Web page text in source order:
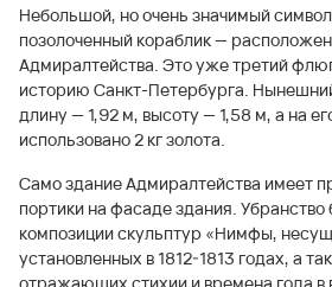
Небольшой, но очень значимый
позолоченный кораблик —
Адмиралтейства. Это уже третий
историю Санкт-Петербурга.
длину — 1,92 м, высоту — 1,58 м, а на
использовано 2 кг золота.
Само здание Адмиралтейства имеет
портики на фасаде здания.
композиции скульптур «Нимфы,
установленных в 1812-1813 годах, а
отражающих стихии и времена года в